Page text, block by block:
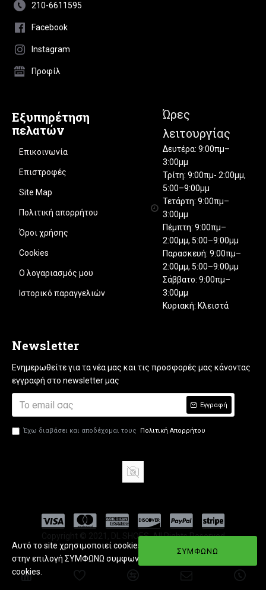
210-6611595
Facebook
Instagram
Προφίλ
Εξυπηρέτηση
πελατών
Επικοινωνία
Επιστροφές
Site Map
Πολιτική απορρήτου
Όροι χρήσης
Cookies
Ο λογαριασμός μου
Ιστορικό παραγγελιών
Ώρες
λειτουργίας
Δευτέρα: 9:00πμ–
3:00μμ
Τρίτη: 9:00πμ- 2:00μμ,
5:00–9:00μμ
Τετάρτη: 9:00πμ–
3:00μμ
Πέμπτη: 9:00πμ–
2:00μμ, 5:00–9:00μμ
Παρασκευή: 9:00πμ–
2:00μμ, 5:00–9:00μμ
Σάββατο: 9:00πμ–
3:00μμ
Κυριακή: Κλειστά
Newsletter
Ενημερωθείτε για τα νέα μας και τις προσφορές μας κάνοντας
εγγραφή στο newsletter μας
Εγγραφή
Έχω διαβάσει και αποδέχομαι τους Πολιτική Απορρήτου
Copyright © 2021, DL SHOES, All Rights Reserved
ΣΥΜΦΩΝΩ
Αυτό το site χρησιμοποιεί cookies. Εφόσον πατήσετε
στην επιλογή ΣΥΜΦΩΝΩ συμφωνείτε με την χρήση
cookies.